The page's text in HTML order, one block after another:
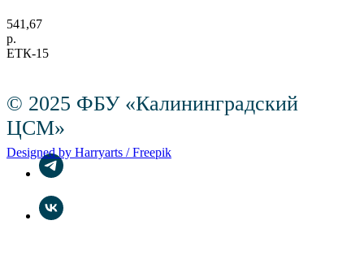
541,67
р.
ЕТК-15
© 2025 ФБУ «Калининградский
ЦСМ»
Designed by Harryarts / Freepik